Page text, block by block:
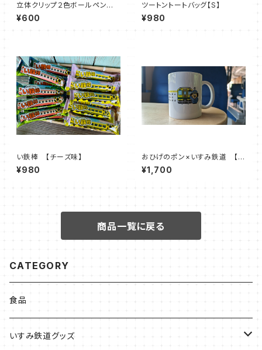
立体クリップ２色ボールペン
【いすみ車両】
¥600
ツートントートバッグ【S】
¥980
い鉄棒 【チーズ味】
¥980
おひげのポン×いすみ鉄道 【マ
グカップ】
¥1,700
商品一覧に戻る
CATEGORY
食品
いすみ鉄道グッズ